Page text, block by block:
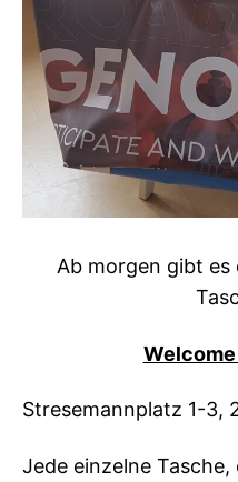
Ab morgen gibt es
Stresemannplatz 1-3,
Jede einzelne